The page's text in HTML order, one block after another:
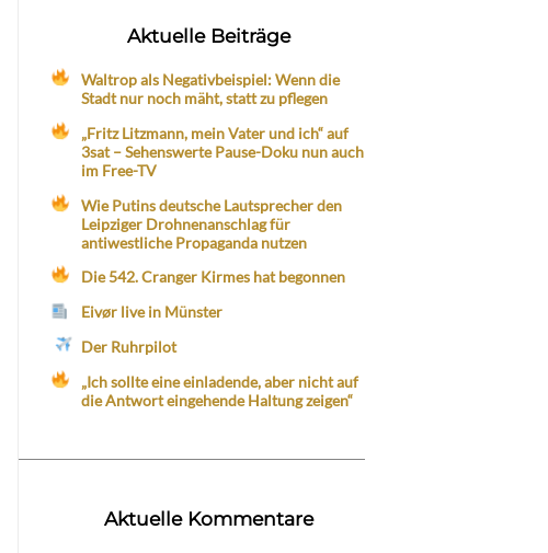
Aktuelle Beiträge
Waltrop als Negativbeispiel: Wenn die
Stadt nur noch mäht, statt zu pflegen
„Fritz Litzmann, mein Vater und ich“ auf
3sat – Sehenswerte Pause-Doku nun auch
im Free-TV
Wie Putins deutsche Lautsprecher den
Leipziger Drohnenanschlag für
antiwestliche Propaganda nutzen
Die 542. Cranger Kirmes hat begonnen
Eivør live in Münster
Der Ruhrpilot
„Ich sollte eine einladende, aber nicht auf
die Antwort eingehende Haltung zeigen“
Aktuelle Kommentare